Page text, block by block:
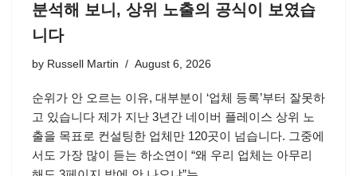
분석해 보니, 상위 노출의 공식이 보였습
니다
by Russell Martin August 6, 2026
순위가 안 오르는 이유, 대부분이 ‘업체 등록’부터 잘못하
고 있습니다 제가 지난 3년간 네이버 플레이스 상위 노
출을 목표로 컨설팅한 업체만 120곳이 넘습니다. 그중에
서도 가장 많이 듣는 하소연이 “왜 우리 업체는 아무리